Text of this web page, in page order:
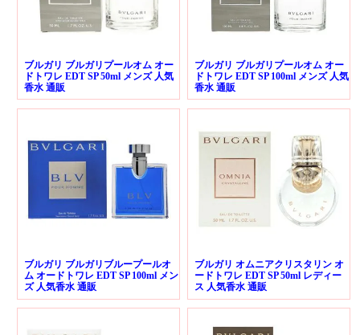
ブルガリ ブルガリプールオム オー
ドトワレ EDT SP 50ml メンズ 人気
香水 通販
ブルガリ ブルガリプールオム オー
ドトワレ EDT SP 100ml メンズ 人気
香水 通販
ブルガリ ブルガリブループールオ
ム オードトワレ EDT SP 100ml メン
ズ 人気香水 通販
ブルガリ オムニアクリスタリン オ
ードトワレ EDT SP 50ml レディー
ス 人気香水 通販